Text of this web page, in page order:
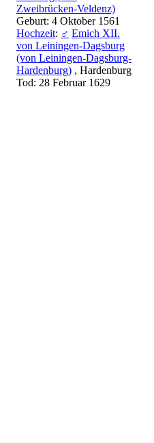
Zweibrücken-Veldenz)
Geburt: 4 Oktober 1561
Hochzeit: ♂ Emich XII.
von Leiningen-Dagsburg
(von Leiningen-Dagsburg-
Hardenburg) , Hardenburg
Tod: 28 Februar 1629